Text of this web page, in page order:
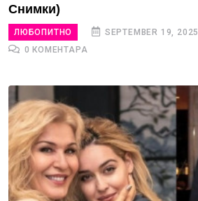
Снимки)
ЛЮБОПИТНО SEPTEMBER 19, 2025
0 КОМЕНТАРА